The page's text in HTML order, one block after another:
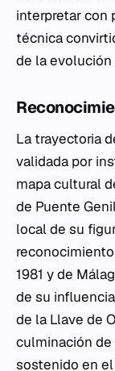
interpretar con
técnica
de la
La trayectoria
validada por
mapa cultural
de Puente
local de su
1981 y de
de su
de la Llave de
culminación
sostenido en